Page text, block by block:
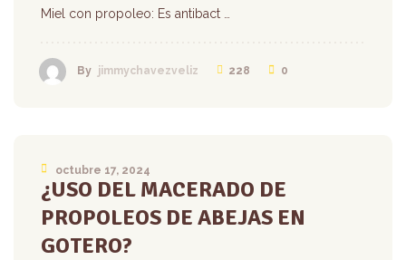
Miel con propoleo: Es antibact …
By jimmychavezveliz 228 0
octubre 17, 2024
¿USO DEL MACERADO DE
PROPOLEOS DE ABEJAS EN
GOTERO?